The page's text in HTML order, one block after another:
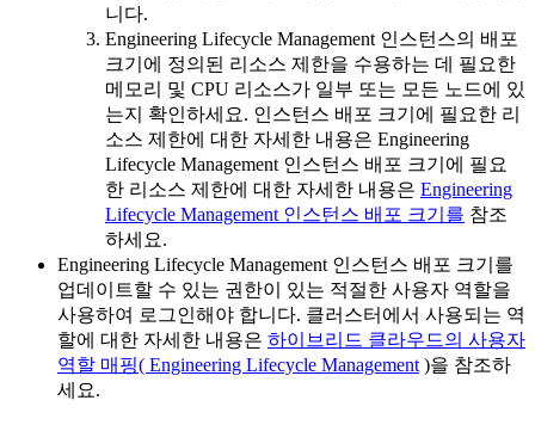
니다.
Engineering Lifecycle Management 인스턴스의 배포
크기에 정의된 리소스 제한을 수용하는 데 필요한
메모리 및 CPU 리소스가 일부 또는 모든 노드에 있
는지 확인하세요. 인스턴스 배포 크기에 필요한 리
소스 제한에 대한 자세한 내용은 Engineering
Lifecycle Management 인스턴스 배포 크기에 필요
한 리소스 제한에 대한 자세한 내용은 Engineering
Lifecycle Management 인스턴스 배포 크기를 참조
하세요.
Engineering Lifecycle Management 인스턴스 배포 크기를
업데이트할 수 있는 권한이 있는 적절한 사용자 역할을
사용하여 로그인해야 합니다. 클러스터에서 사용되는 역
할에 대한 자세한 내용은 하이브리드 클라우드의 사용자
역할 매핑( Engineering Lifecycle Management )을 참조하
세요.